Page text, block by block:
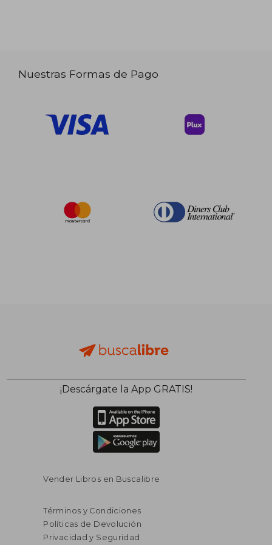
Nuestras Formas de Pago
¡Descárgate la App GRATIS!
Vender Libros en Buscalibre
Términos y Condiciones
Políticas de Devolución
Privacidad y Seguridad